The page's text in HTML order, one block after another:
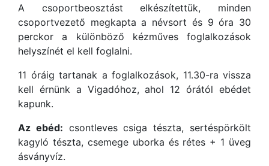
A csoportbeosztást elkészítettük, minden
csoportvezető megkapta a névsort és 9 óra 30
perckor a különböző kézműves foglalkozások
helyszínét el kell foglalni.
11 óráig tartanak a foglalkozások, 11.30-ra vissza
kell érnünk a Vigadóhoz, ahol 12 órától ebédet
kapunk.
Az ebéd: csontleves csiga tészta, sertéspörkölt
kagyló tészta, csemege uborka és rétes + 1 üveg
ásványvíz.